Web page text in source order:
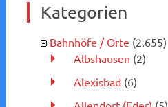
Kategorien
Bahnhöfe / Orte (2.655)
Albshausen (2)
Alexisbad(6)